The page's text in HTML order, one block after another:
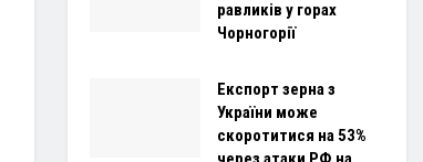
равликів у горах
Чорногорії
Експорт зерна з
України може
скоротитися на 53%